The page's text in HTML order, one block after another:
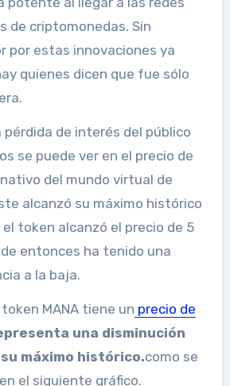
de criptomonedas. Sin
por estas innovaciones ya
quienes dicen que fue sólo
pérdida de interés del público
se puede ver en el precio de
del mundo virtual de
alcanzó su máximo histórico
el token alcanzó el precio de 5
entonces ha tenido una
a la baja.
MANA tiene un precio de
una disminución
máximo histórico.como se
el siguiente gráfico.